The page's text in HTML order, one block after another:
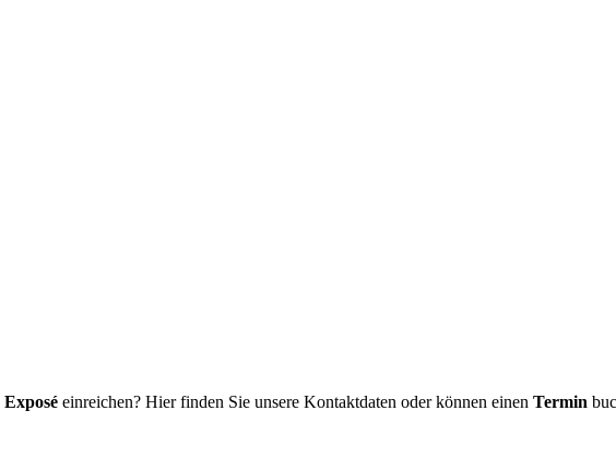
Exposé einreichen? Hier finden Sie unsere Kontaktdaten oder können einen Termin